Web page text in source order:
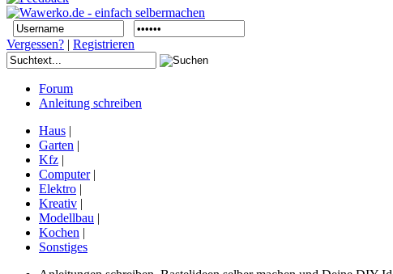
Vergessen? | Registrieren
Forum
Anleitung schreiben
Haus |
Garten |
Kfz |
Computer|
Elektro |
Kreativ |
Modellbau |
Kochen |
Sonstiges